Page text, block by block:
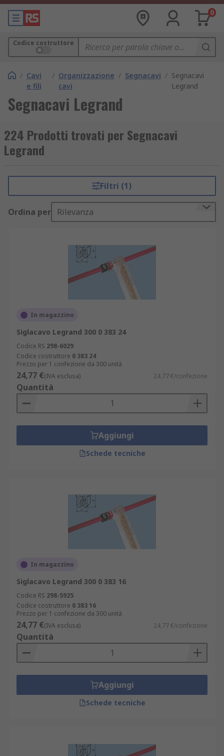
0
Codice costruttore
/ Cavi
e fili
/ Organizzazione
cavi
/ Segnacavi / Segnacavi
Legrand
Segnacavi Legrand
224 Prodotti trovati per Segnacavi
Legrand
Filtri (1)
Ordina per Rilevanza
In magazzino
Siglacavo Legrand 300 0 383 24
Codice RS 298-6029
Codice costruttore 0 383 24
Prezzo per 1 confezione da 300 unità
24,77 €(IVA esclusa) 24,77 €/confezione
Quantità
Aggiungi
Schede tecniche
In magazzino
Siglacavo Legrand 300 0 383 16
Codice RS 298-5925
Codice costruttore 0 383 16
Prezzo per 1 confezione da 300 unità
24,77 €(IVA esclusa) 24,77 €/confezione
Quantità
Aggiungi
Schede tecniche